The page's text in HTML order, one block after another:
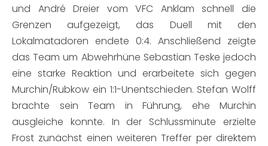
und André Dreier vom VFC Anklam schnell die
Grenzen aufgezeigt, das Duell mit den
Lokalmatadoren endete 0:4. Anschließend zeigte
das Team um Abwehrhüne Sebastian Teske jedoch
eine starke Reaktion und erarbeitete sich gegen
Murchin/Rubkow ein 1:1-Unentschieden. Stefan Wolff
brachte sein Team in Führung, ehe Murchin
ausgleiche konnte. In der Schlussminute erzielte
Frost zunächst einen weiteren Treffer per direktem